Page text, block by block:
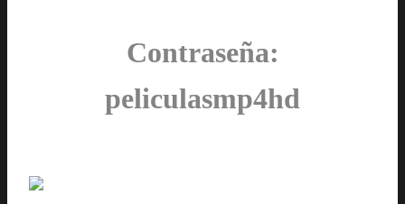
Contraseña:
peliculasmp4hd